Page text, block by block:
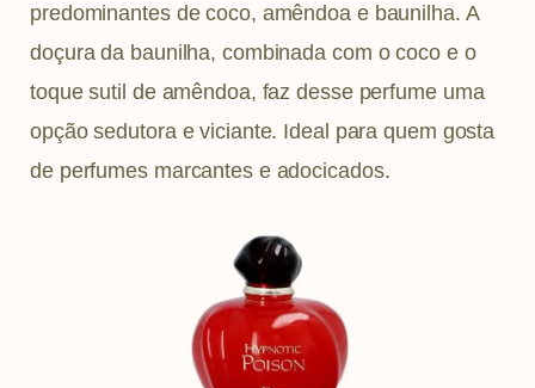
predominantes de coco, amêndoa e baunilha. A
doçura da baunilha, combinada com o coco e o
toque sutil de amêndoa, faz desse perfume uma
opção sedutora e viciante. Ideal para quem gosta
de perfumes marcantes e adocicados.